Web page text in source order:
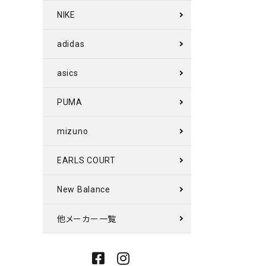
NIKE
adidas
asics
PUMA
mizuno
EARLS COURT
New Balance
他メーカー一覧